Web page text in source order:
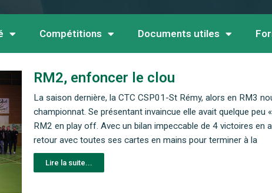
Compétitions Documents utiles
RM2, enfoncer le clou
La saison dernière, la CTC CSP01-St Rémy, alors en RM3
championnat. Se présentant invaincue elle avait quelque
RM2 en play off. Avec un bilan impeccable de 4 victoires en
retour avec toutes ses cartes en mains pour terminer à la
Lire la suite...